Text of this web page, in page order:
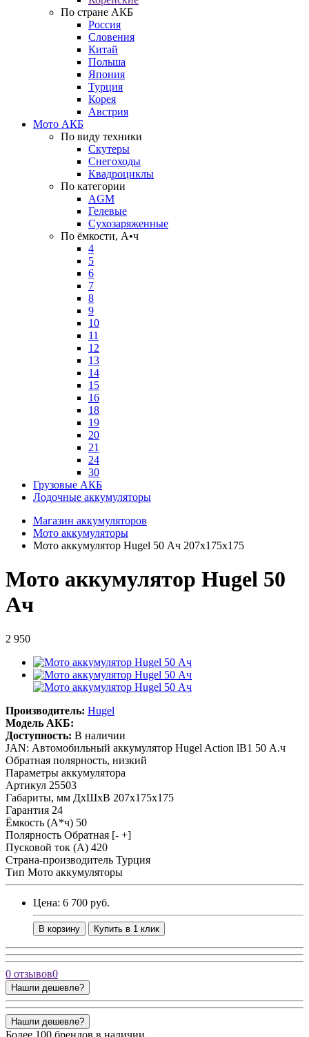
По стране АКБ
Россия
Словения
Китай
Польша
Япония
Турция
Корея
Австрия
Мото АКБ
По виду техники
Скутеры
Снегоходы
Квадроциклы
По категории
AGM
Гелевые
Сухозаряженные
По ёмкости, А•ч
4
5
6
7
8
9
10
11
12
13
14
15
16
18
19
20
21
24
30
Грузовые АКБ
Лодочные аккумуляторы
Магазин аккумуляторов
Мото аккумуляторы
Мото аккумулятор Hugel 50 Ач 207x175x175
Мото аккумулятор Hugel 50
Ач
2 950
Производитель: Hugel
Модель АКБ:
Доступность: В наличии
JAN: Автомобильный аккумулятор Hugel Action lB1 50 А.ч
Обратная полярность, низкий
Параметры аккумулятора
Артикул 25503
Габариты, мм ДхШхВ 207x175x175
Гарантия 24
Ёмкость (А*ч) 50
Полярность Обратная [- +]
Пусковой ток (А) 420
Страна-производитель Турция
Тип Мото аккумуляторы
Цена: 6 700 руб.
В корзину Купить в 1 клик
0 отзывов0
Нашли дешевле?
Нашли дешевле?
Более 100 брендов в наличии